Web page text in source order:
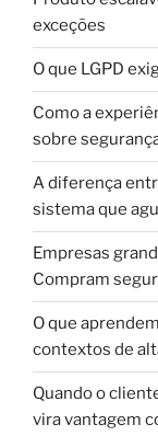
exceções
O que LGPD
Como a
sobre
A diferença
sistema que
Empresas
Compram
O que
contextos de
Quando o
vira vantagem